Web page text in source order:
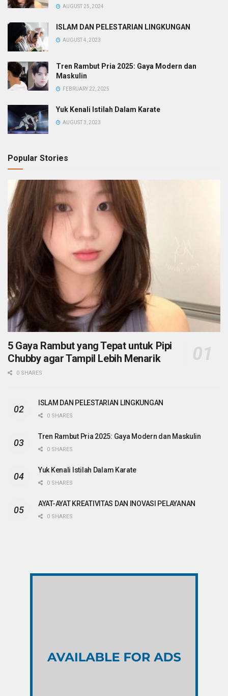
AUGUST 25, 2024
ISLAM DAN PELESTARIAN LINGKUNGAN
AUGUST 4, 2023
Tren Rambut Pria 2025: Gaya Modern dan
Maskulin
FEBRUARY 22, 2025
Yuk Kenali Istilah Dalam Karate
AUGUST 3, 2023
Popular Stories
5 Gaya Rambut yang Tepat untuk Pipi
Chubby agar Tampil Lebih Menarik
0 SHARES
ISLAM DAN PELESTARIAN LINGKUNGAN
0 SHARES
Tren Rambut Pria 2025: Gaya Modern dan Maskulin
0 SHARES
Yuk Kenali Istilah Dalam Karate
0 SHARES
AYAT-AYAT KREATIVITAS DAN INOVASI PELAYANAN
0 SHARES